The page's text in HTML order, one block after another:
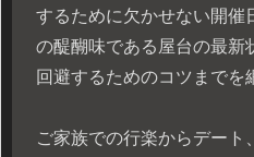
するために欠かせない開催
の醍醐味である屋台の最新
回避するためのコツまでを
ご家族での行楽からデート